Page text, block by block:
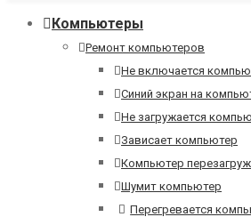
Компьютеры
Ремонт компьютеров
Не включается
Синий экран на
Не загружается
Зависает компьютер
Компьютер
Шумит компьютер
Перегревается